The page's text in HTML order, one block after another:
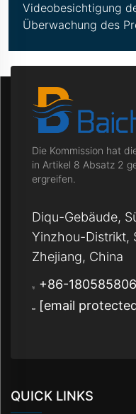
Videobesichtigung
Überwachung des
Die Kommission hat
in Artikel 8 Absatz 2
ergreifen.
Diqu-Gebäude,
Yinzhou-Distrikt,
Zhejiang, China
+86-
[email
QUICK LINKS